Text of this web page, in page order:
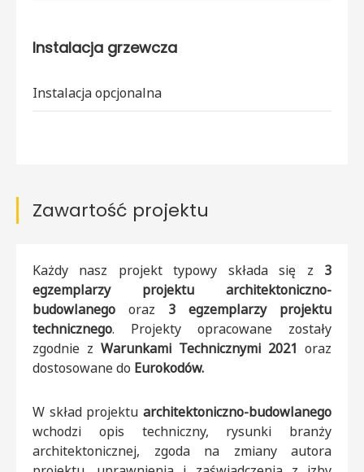
Instalacja grzewcza
Instalacja opcjonalna
Zawartość projektu
Każdy nasz projekt typowy składa się z 3
egzemplarzy projektu architektoniczno-
budowlanego oraz 3 egzemplarzy projektu
technicznego. Projekty opracowane zostały
zgodnie z Warunkami Technicznymi 2021 oraz
dostosowane do Eurokodów.
W skład projektu architektoniczno-budowlanego
wchodzi opis techniczny, rysunki branży
architektonicznej, zgoda na zmiany autora